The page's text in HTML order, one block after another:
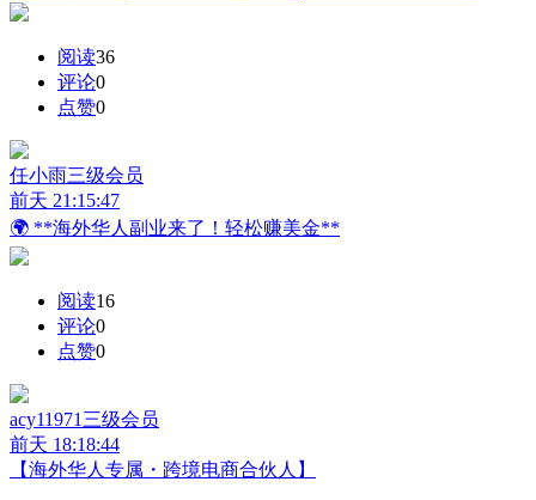
阅读36
评论0
点赞0
任小雨三级会员
前天 21:15:47
🌍 **海外华人副业来了！轻松赚美金**
阅读16
评论0
点赞0
acy11971 三级会员
前天 18:18:44
【海外华人专属・跨境电商合伙人】